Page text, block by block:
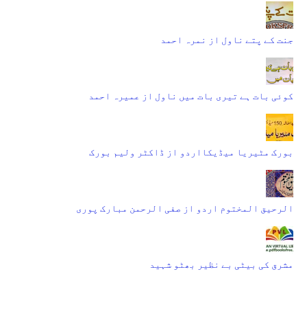
جنت کے پتے ناول از نمرہ احمد
کوئی بات ہے تیری بات میں ناول از عمیرہ احمد
بورک مٹیریا میڈیکااردو از ڈاکٹر ولیم بورک
الرحیق المختوم اردو از صفی الرحمن مبارک پوری
مشرق کی بیٹی بے نظیر بھٹو شہید